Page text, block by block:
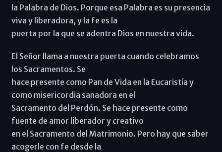
la Palabra de Dios. Porque esa Palabra es su presencia
viva y liberadora, y la fe es la
puerta por la que se adentra Dios en nuestra vida.
El Señor llama a nuestra puerta cuando celebramos
los Sacramentos. Se
hace presente como Pan de Vida en la Eucaristía y
como misericordia sanadora en el
Sacramento del Perdón. Se hace presente como
fuente de amor liberador y creativo
en el Sacramento del Matrimonio. Pero hay que saber
acogerle con fe desde la